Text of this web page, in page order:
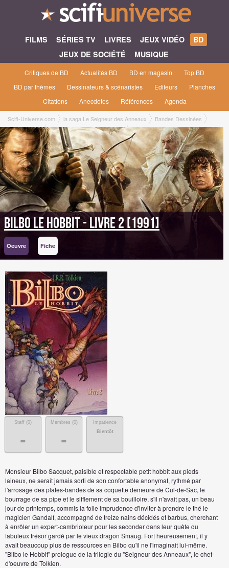
FILMS SÉRIES TV LIVRES JEUX VIDÉO
BD
JEUX DE SOCIÉTÉ
MUSIQUE
Critiques de BD Actualités BD BD en magasin
Top BD
BD par thèmes
Dessinateurs & scénaristes Editeurs
Planches
Citations
Anecdotes Références Agenda
Scifi-Universe.com la saga Le Seigneur des Anneaux
Bandes Dessinées
Bilbo le Hobbit
Bilbo le Hobbit - Livre 2 [1991]
Bilbo le Hobbit - Livre 2 [1991]
Oeuvre Fiche
Staff (0)
-
Membres (0)
-
Impatience
Bientôt
Monsieur Bilbo Sacquet, paisible et respectable petit hobbit aux pieds
laineux, ne serait jamais sorti de son confortable anonymat, rythmé par
l'arrosage des plates-bandes de sa coquette demeure de Cul-de-Sac, le
bourrage de sa pipe et le sifflement de sa bouilloire, s'il n'avait pas, un beau
jour de printemps, commis la folle imprudence d'inviter à prendre le thé le
magicien Gandalf, accompagné de treize nains décidés et barbus, cherchant
à enrôler un expert-cambrioleur pour les seconder dans leur quête du
fabuleux trésor gardé par le vieux dragon Smaug. Fort heureusement, il y
avait beaucoup plus de ressources en Bilbo qu'il ne l'imaginait lui-même.
"Bilbo le Hobbit" prologue de la trilogie du "Seigneur des Anneaux", le chef-
d'oeuvre de Tolkien.